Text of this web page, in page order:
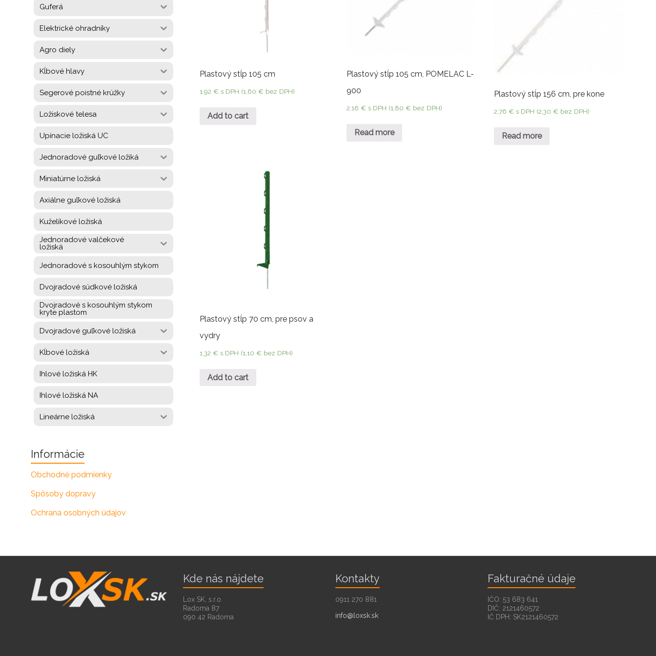
Plastový stĺp 105 cm
1,92€ s DPH (1,60€ bez DPH)
Add to cart
Plastový stĺp 105 cm, POMELAC L-
900
2,16€ s DPH (1,80€ bez DPH)
Read more
Plastový stĺp 156 cm, pre kone
2,76 € s DPH (2,30 €bez DPH)
Read more
Plastový stĺp 70 cm, pre psov a
vydry
1,32€ s DPH (1,10€ bez DPH)
Add to cart
Guferá
Elektrické ohradníky
Agro diely
Kĺbové hlavy
Segerové poistné krúžky
Ložiskové telesa
Upínacie ložiská UC
Jednoradové guľkové ložiká
Miniatúrne ložiská
Axiálne guľkové ložiská
Kuželíkové ložiská
Jednoradové valčekové
ložiská
Jednoradové s kosouhlým stykom
Dvojradové súdkové ložiská
Dvojradové s kosouhlým stykom
kryte plastom
Dvojradové guľkové ložiská
Kĺbové ložiská
Ihlové ložiská HK
Ihlové ložiská NA
Lineárne ložiská
Informácie
Obchodné podmienky
Spôsoby dopravy
Ochrana osobných údajov
Kde nás nájdete
Lox SK, s.r.o.
Radoma 87
090 42 Radoma
Kontakty
0911 270 881
info@loxsk.sk
Fakturačné údaje
IČO: 53 683 641
DIČ: 2121460572
IČ DPH: SK2121460572